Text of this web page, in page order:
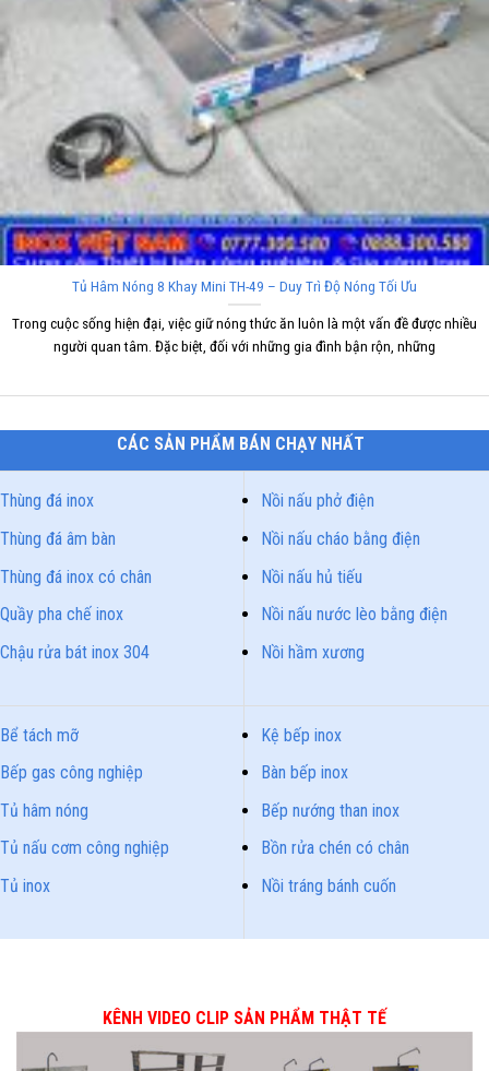
Tủ Hâm Nóng 8 Khay Mini TH-49 – Duy Trì Độ Nóng Tối Ưu
Trong cuộc sống hiện đại, việc giữ nóng thức ăn luôn là một vấn đề được nhiều
người quan tâm. Đặc biệt, đối với những gia đình bận rộn, những
CÁC SẢN PHẨM BÁN CHẠY NHẤT
Thùng đá inox
Thùng đá âm bàn
Thùng đá inox có chân
Quầy pha chế inox
Chậu rửa bát inox 304
Nồi nấu phở điện
Nồi nấu cháo bằng điện
Nồi nấu hủ tiếu
Nồi nấu nước lèo bằng điện
Nồi hầm xương
Bể tách mỡ
Bếp gas công nghiệp
Tủ hâm nóng
Tủ nấu cơm công nghiệp
Tủ inox
Kệ bếp inox
Bàn bếp inox
Bếp nướng than inox
Bồn rửa chén có chân
Nồi tráng bánh cuốn
KÊNH VIDEO CLIP SẢN PHẨM THẬT TẾ